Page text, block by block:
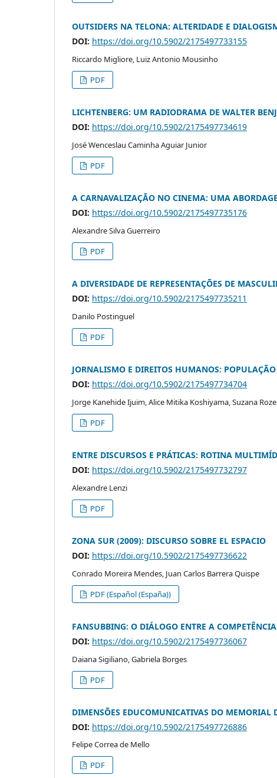
OUTSIDERS NA TELONA: ALTERIDADE E
DOI: https://doi.org/10.5902/2175497733155
Riccardo Migliore, Luiz Antonio Mousinho
PDF
LICHTENBERG: UM RADIODRAMA DE WALTER
DOI: https://doi.org/10.5902/2175497734619
José Wenceslau Caminha Aguiar Junior
PDF
A CARNAVALIZAÇÃO NO CINEMA: UMA
DOI: https://doi.org/10.5902/2175497735176
Alexandre Silva Guerreiro
PDF
A DIVERSIDADE DE REPRESENTAÇÕES DE
DOI: https://doi.org/10.5902/2175497735211
Danilo Postinguel
PDF
JORNALISMO E DIREITOS HUMANOS:
DOI: https://doi.org/10.5902/2175497734704
Jorge Kanehide Ijuim, Alice Mitika Koshiyama, Suzana
PDF
ENTRE DISCURSOS E PRÁTICAS: ROTINA
DOI: https://doi.org/10.5902/2175497732797
Alexandre Lenzi
PDF
ZONA SUR (2009): DISCURSO SOBRE EL ESPACIO
DOI: https://doi.org/10.5902/2175497736622
Conrado Moreira Mendes, Juan Carlos Barrera Quispe
PDF (Español (España))
FANSUBBING: O DIÁLOGO ENTRE A
DOI: https://doi.org/10.5902/2175497736067
Daiana Sigiliano, Gabriela Borges
PDF
DIMENSÕES EDUCOMUNICATIVAS DO MEMORIAL
DOI: https://doi.org/10.5902/2175497726886
Felipe Correa de Mello
PDF